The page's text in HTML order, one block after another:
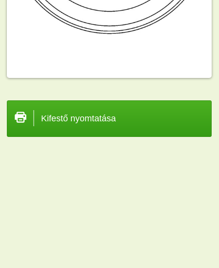
Kifestő nyomtatása